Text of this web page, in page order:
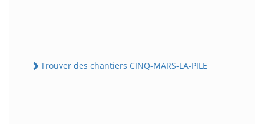
Trouver des chantiers CINQ-MARS-LA-PILE